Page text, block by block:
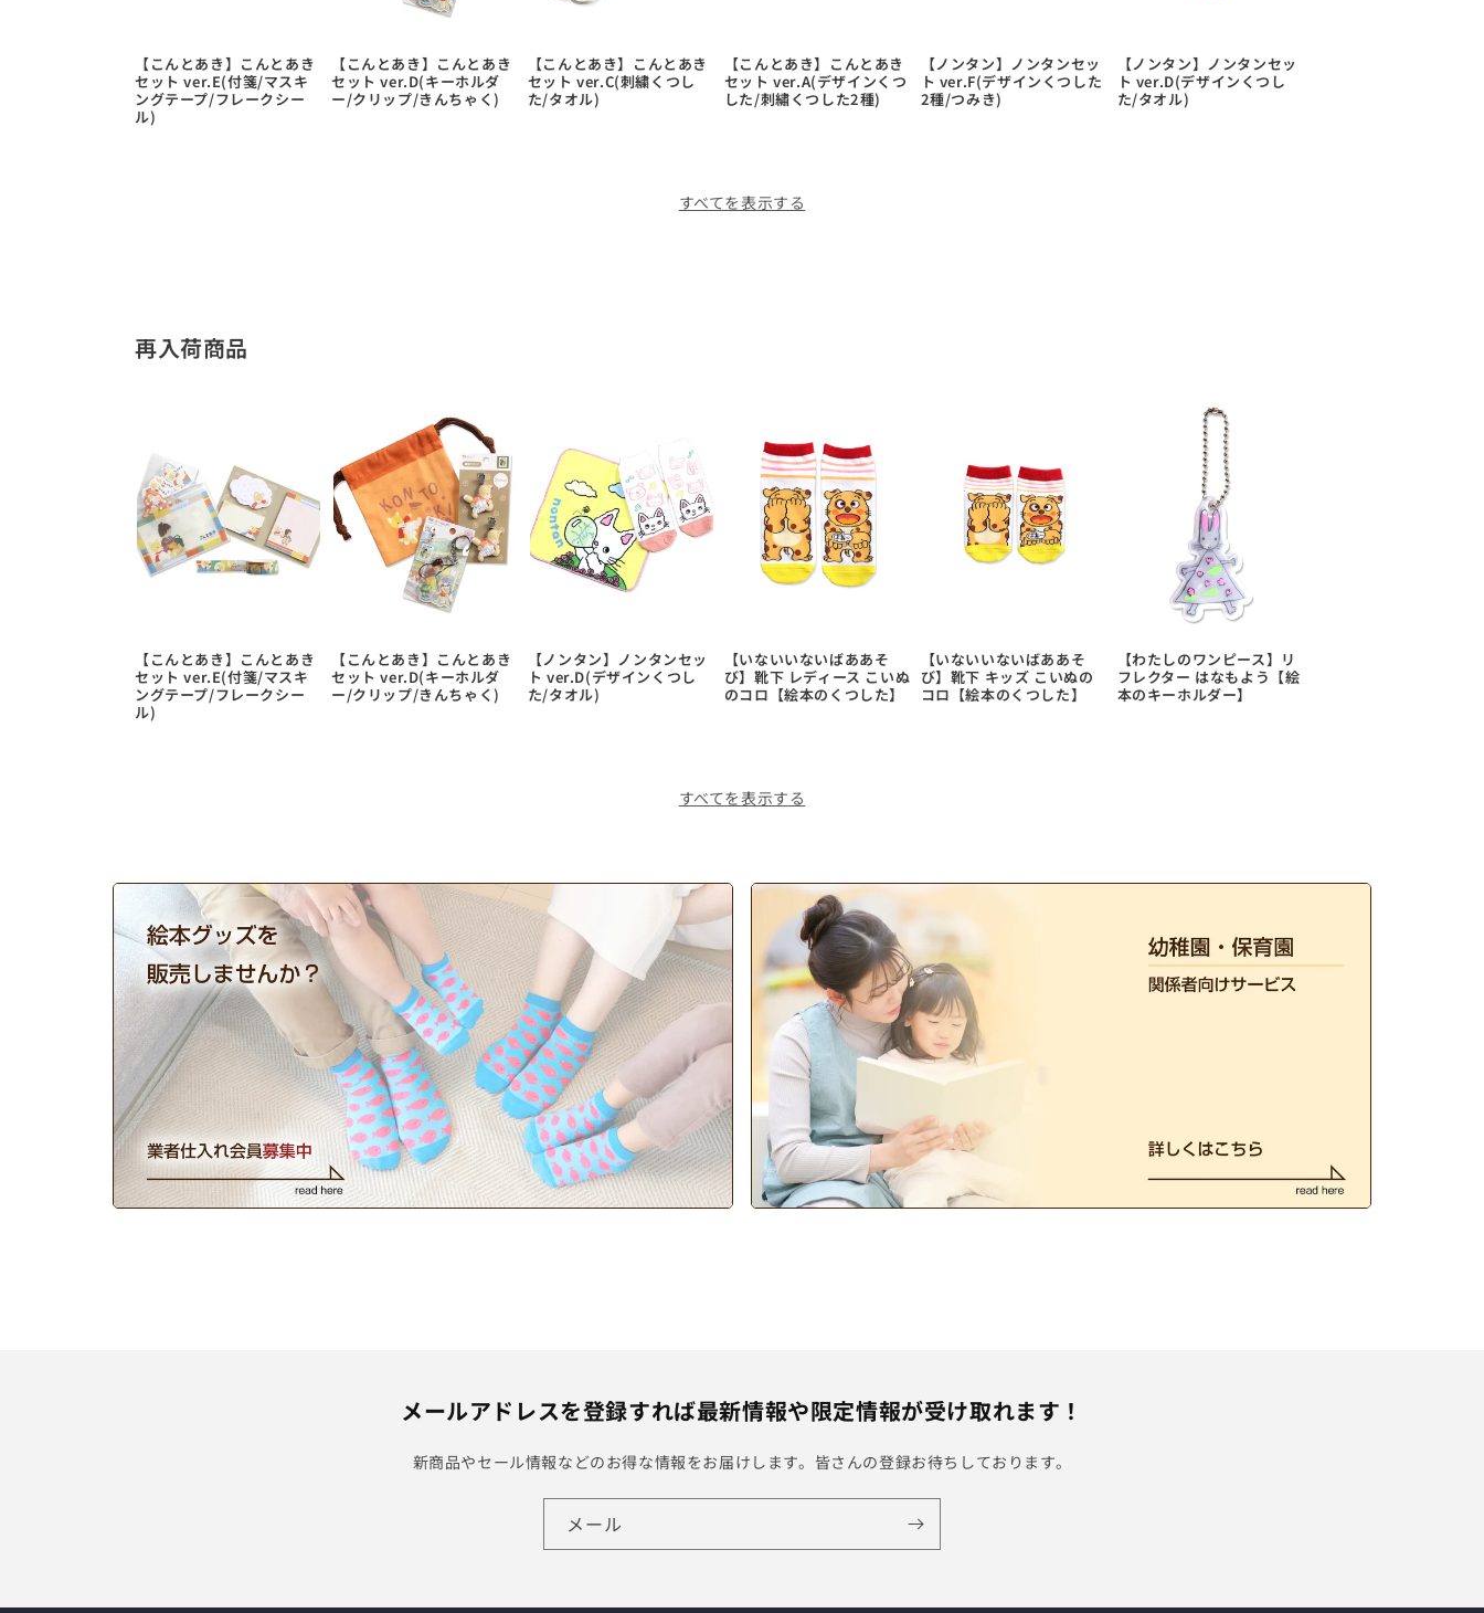
【こんとあき】こんとあき
セット ver.E(付箋/マスキ
ングテープ/フレークシー
ル)
【こんとあき】こんとあき
セット ver.D(キーホルダ
ー/クリップ/きんちゃく)
【こんとあき】こんとあき
セット ver.C(刺繍くつし
た/タオル)
【こんとあき】こんとあき
セット ver.A(デザインくつ
した/刺繡くつした2種)
【ノンタン】ノンタンセッ
ト ver.F(デザインくつした
2種/つみき)
【ノンタン】ノンタンセッ
ト ver.D(デザインくつし
た/タオル)
すべてを表示する
再入荷商品
【こんとあき】こんとあき
セット ver.E(付箋/マスキ
ングテープ/フレークシー
ル)
【こんとあき】こんとあき
セット ver.D(キーホルダ
ー/クリップ/きんちゃく)
【ノンタン】ノンタンセッ
ト ver.D(デザインくつし
た/タオル)
【いないいないばああそ
び】靴下 レディース こいぬ
のコロ【絵本のくつした】
【いないいないばああそ
び】靴下 キッズ こいぬの
コロ【絵本のくつした】
【わたしのワンピース】リ
フレクター はなもよう【絵
本のキーホルダー】
すべてを表示する
メールアドレスを登録すれば最新情報や限定情報が受け取れます！
新商品やセール情報などのお得な情報をお届けします。皆さんの登録お待ちしております。
メール